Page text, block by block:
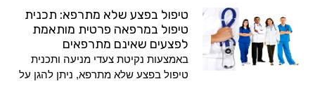
טיפול בפצע שלא מתרפא: תכנית
טיפול במרפאה פרטית מותאמת
לפצעים שאינם מתרפאים
באמצעות נקיטת צעדי מניעה ותכנית
טיפול בפצע שלא מתרפא, ניתן להגן על